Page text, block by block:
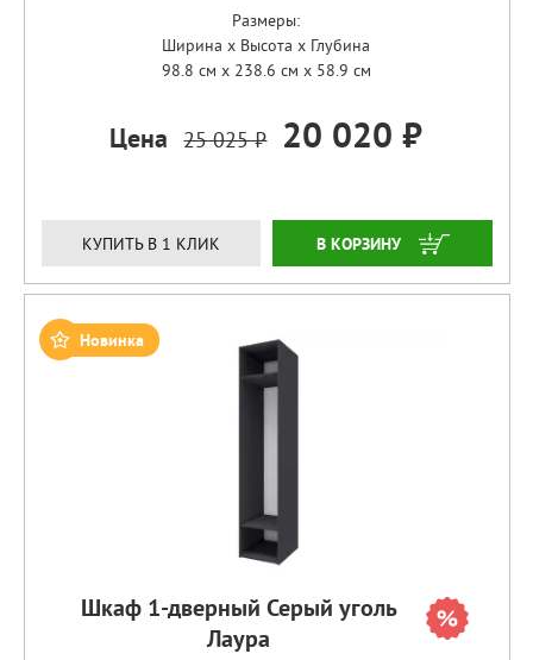
Размеры:
Ширина x Высота x Глубина
98.8 см x 238.6 см x 58.9 см
Цена 25 025 ₽ 20 020 ₽
КУПИТЬ В 1 КЛИК ЗАКАЗАТЬ
Новинка
Шкаф 1-дверный Серый уголь
Лаура